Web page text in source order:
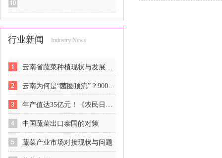
行业新闻 Industry News
云南省蔬菜种植现状与发展前景
云南为何是“菌圈顶流”？900种野生菌撑起“百亿产业”
年产值达35亿元！《农民日报》关注云南泸西小香葱铺就绿色致富路
中国蔬菜出口泰国的对策
蔬菜产业市场对接现状与问题